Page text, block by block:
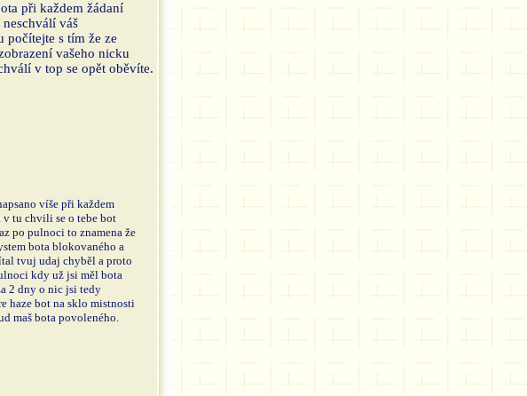
při každem žádaní
váš
počítejte s tím že ze
vašeho nicku
v top se opět oběvíte.
víše při každem
v tu chvili se o tebe bot
po pulnoci to znamena že
bota blokovaného a
tvuj udaj chyběl a proto
kdy už jsi měl bota
2 dny o nic jsi tedy
haze bot na sklo mistnosti
maš bota povoleného.